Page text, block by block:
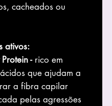
cacheados ou
ativos:
-rico em
que ajudam a
a fibra capilar
pelas agressões